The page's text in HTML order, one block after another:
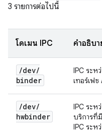
3 รายการต่อไปนี้
โดเมน IPC คำอธิบา
/dev/
binder
IPC ระห
เทอร์เฟซ
/dev/
hwbinder
IPC ระห
บริการที่
IPC ระห